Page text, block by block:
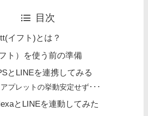
目次
イフト)とは？
ト）を使う前の準備
とLINEを連携してみる
プレットの挙動安定せず･･･
とLINEを連動してみた